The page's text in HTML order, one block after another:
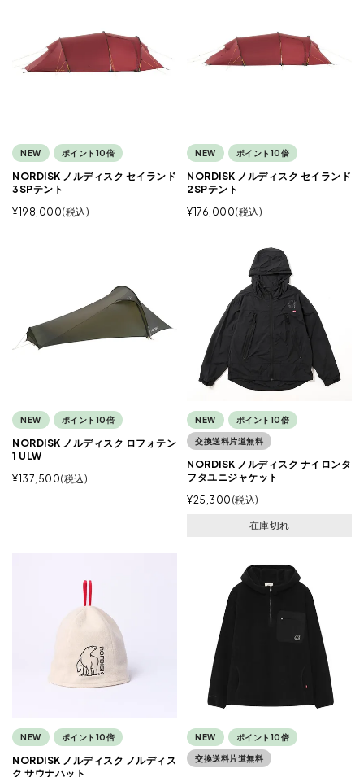
NEW ポイント10倍
NORDISK ノルディスク セイランド
3SPテント
¥198,000 税込
NEW ポイント10倍
NORDISK ノルディスク セイランド
2SPテント
¥176,000 税込
NEW ポイント10倍
NORDISK ノルディスク ロフォテン
1 ULW
¥137,500 税込
NEW ポイント10倍
交換送料片道無料
NORDISK ノルディスク ナイロンタ
フタユニジャケット
¥25,300 税込
在庫切れ
NEW ポイント10倍
NORDISK ノルディスク ノルディス
ク サウナハット
NEW ポイント10倍
交換送料片道無料